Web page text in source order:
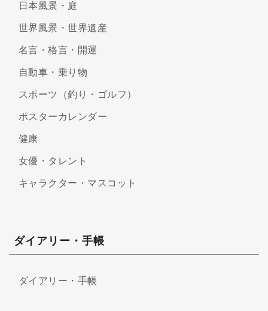
日本風景・庭
世界風景・世界遺産
名言・格言・開運
自動車・乗り物
スポーツ（釣り・ゴルフ）
ポスターカレンダー
健康
女優・タレント
キャラクター・マスコット
ダイアリー・手帳
ダイアリー・手帳